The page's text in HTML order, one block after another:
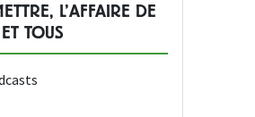
L’AFFAIRE DE
TOUS